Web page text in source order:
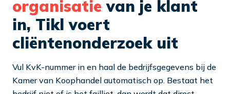
organisatie van je klant
in, Tikl voert
cliëntenonderzoek uit
Vul KvK-nummer in en haal de bedrijfsgegevens bij de
Kamer van Koophandel automatisch op. Bestaat het